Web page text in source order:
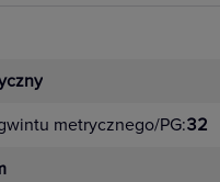
metrycznego/PG:32